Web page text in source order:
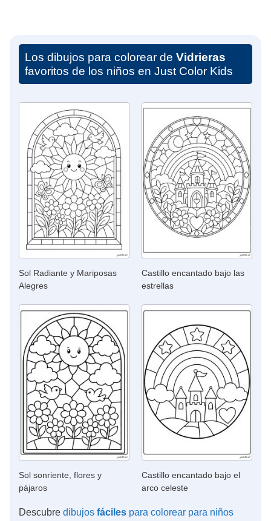
Los dibujos para colorear de Vidrieras
favoritos de los niños en Just Color Kids
Sol Radiante y Mariposas
Alegres
Castillo encantado bajo las
estrellas
Sol sonriente, flores y
pájaros
Castillo encantado bajo el
arco celeste
Descubre dibujos fáciles para colorear para niños